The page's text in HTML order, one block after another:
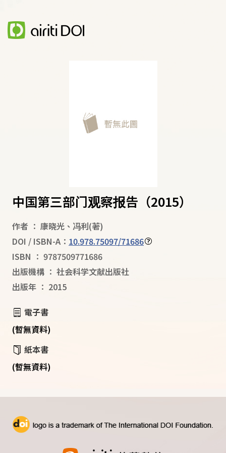
中国第三部门观察报告（2015）
作者 ： 康晓光 、 冯利(著)
DOI / ISBN-A： 10.978.75097/71686
ISBN ： 9787509771686
出版機構 ： 社会科学文献出版社
出版年 ： 2015
電子書
(暫無資料)
紙本書
(暫無資料)